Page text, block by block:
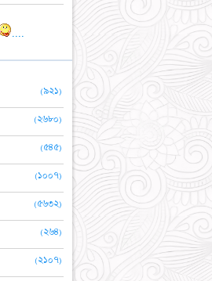
....
(৯২১)
(২৬৮০)
(৫৪৫)
(১০০৭)
(৫৬৩২)
(২৬৪)
(২১০৭)